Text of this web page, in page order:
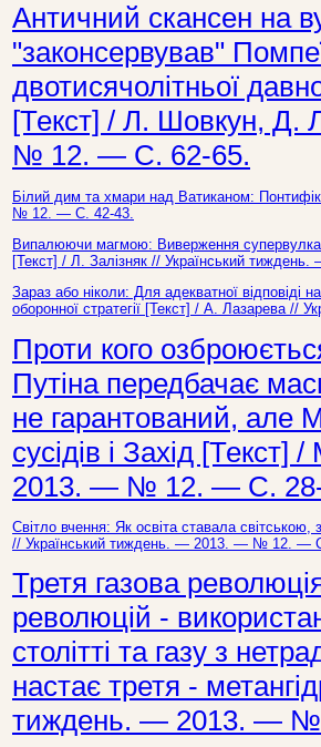
Античний скансен на
"законсервував"
двотисячолітньої
[Текст] / Л. Шовкун, Д.
№ 12. — С. 62-65.
Білий дим та хмари над Ватиканом:
№ 12. — С. 42-43.
Випалюючи магмою: Виверження
[Текст] / Л. Залізняк // Український
Зараз або ніколи: Для адекватної відповіді
оборонної стратегії [Текст] / А. Лазарева
Проти кого
Путіна передбачає
не гарантований, але
сусідів і Захід
2013. — № 12. — С.
Світло вчення: Як освіта ставала
// Український тиждень. — 2013. — № 12. —
Третя газова
революцій -
столітті та газу з
настає третя -
тиждень. — 2013. —